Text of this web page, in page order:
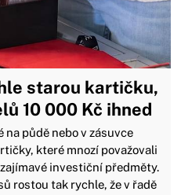
starou kartičku,
10 000 Kč ihned
na půdě nebo v zásuvce
které mnozí považovali
investiční předměty.
rostou tak rychle, že v řadě